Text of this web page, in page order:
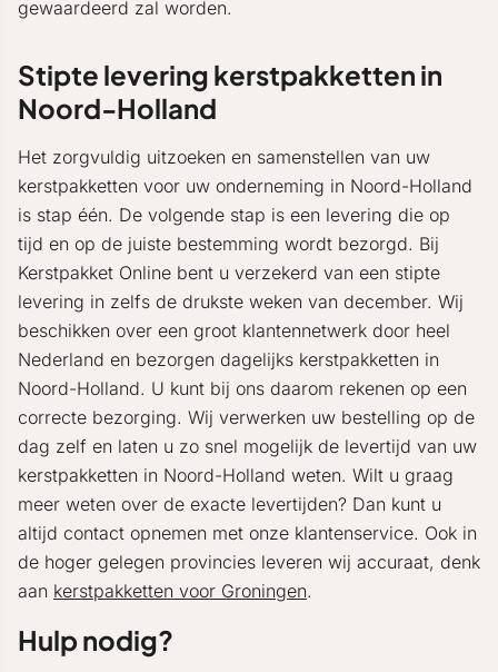
gewaardeerd zal worden.
Stipte levering kerstpakketten in
Noord-Holland
Het zorgvuldig uitzoeken en samenstellen van uw
kerstpakketten voor uw onderneming in Noord-Holland
is stap één. De volgende stap is een levering die op
tijd en op de juiste bestemming wordt bezorgd. Bij
Kerstpakket Online bent u verzekerd van een stipte
levering in zelfs de drukste weken van december. Wij
beschikken over een groot klantennetwerk door heel
Nederland en bezorgen dagelijks kerstpakketten in
Noord-Holland. U kunt bij ons daarom rekenen op een
correcte bezorging. Wij verwerken uw bestelling op de
dag zelf en laten u zo snel mogelijk de levertijd van uw
kerstpakketten in Noord-Holland weten. Wilt u graag
meer weten over de exacte levertijden? Dan kunt u
altijd contact opnemen met onze klantenservice. Ook in
de hoger gelegen provincies leveren wij accuraat, denk
aan kerstpakketten voor Groningen.
Hulp nodig?